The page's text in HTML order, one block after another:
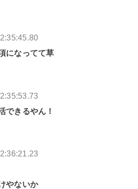
になってて草
できるやん！
やないか